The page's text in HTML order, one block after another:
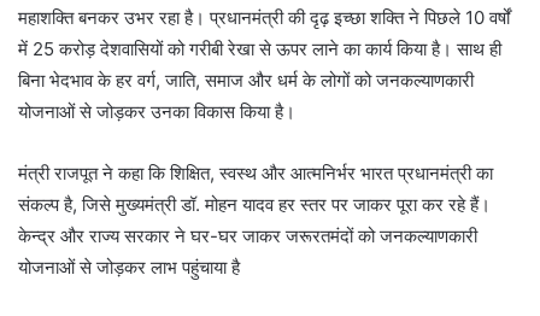
महाशक्ति बनकर उभर रहा है। प्रधानमंत्री की दृढ़ इच्छा शक्ति ने पिछले 10 वर्षों
में 25 करोड़ देशवासियों को गरीबी रेखा से ऊपर लाने का कार्य किया है। साथ ही
बिना भेदभाव के हर वर्ग, जाति, समाज और धर्म के लोगों को जनकल्याणकारी
योजनाओं से जोड़कर उनका विकास किया है।
मंत्री राजपूत ने कहा कि शिक्षित, स्वस्थ और आत्मनिर्भर भारत प्रधानमंत्री का
संकल्प है, जिसे मुख्यमंत्री डॉ. मोहन यादव हर स्तर पर जाकर पूरा कर रहे हैं।
केन्द्र और राज्य सरकार ने घर-घर जाकर जरूरतमंदों को जनकल्याणकारी
योजनाओं से जोड़कर लाभ पहुंचाया है